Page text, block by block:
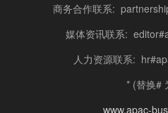
商务合作联系:
媒体资讯联系:
人力资源联系:
* (替换#
www.apac-